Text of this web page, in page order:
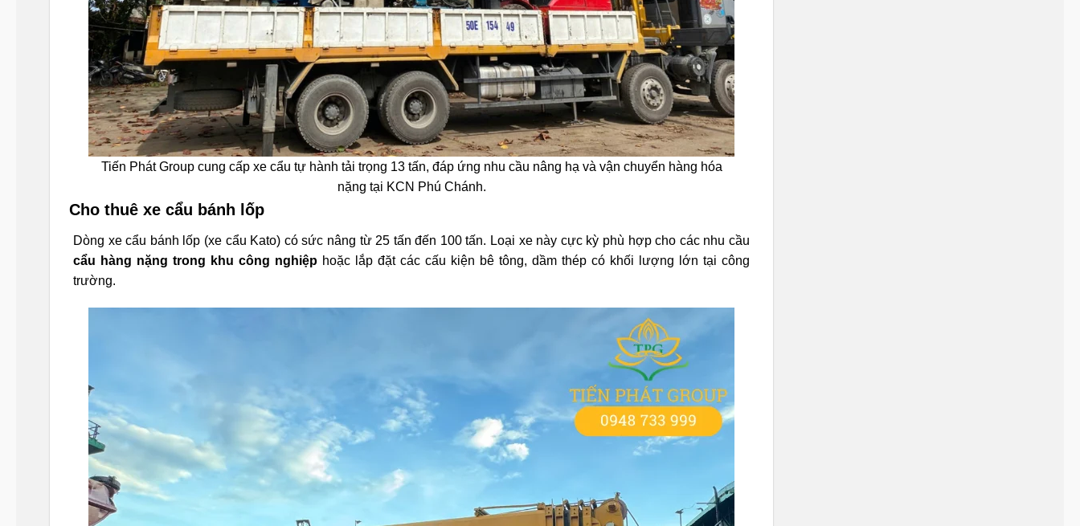
Tiến Phát Group cung cấp xe cẩu tự hành tải trọng 13 tấn, đáp ứng nhu cầu nâng hạ và vận chuyển hàng hóa
nặng tại KCN Phú Chánh.
Cho thuê xe cẩu bánh lốp
Dòng xe cẩu bánh lốp (xe cẩu Kato) có sức nâng từ 25 tấn đến 100 tấn. Loại xe này cực kỳ phù hợp cho các nhu cầu
cẩu hàng nặng trong khu công nghiệp hoặc lắp đặt các cấu kiện bê tông, dầm thép có khối lượng lớn tại công
trường.